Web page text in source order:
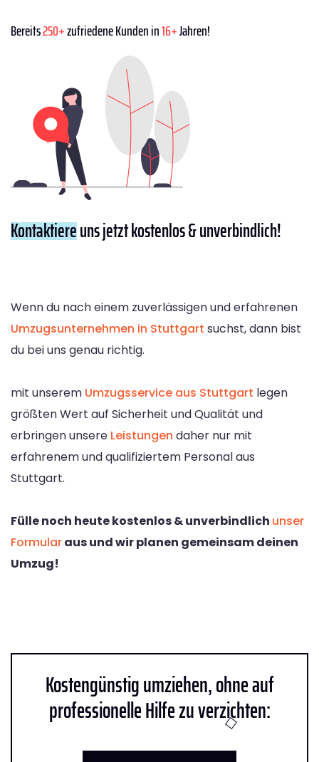
Bereits250+zufriedene Kunden in16+Jahren!
Kontaktiereuns jetzt kostenlos & unverbindlich!
Wenn du nach einem zuverlässigen und erfahrenen
Umzugsunternehmen in Stuttgart suchst, dann bist
du bei uns genau richtig.
mit unserem Umzugsservice aus Stuttgart legen
größten Wert auf Sicherheit und Qualität und
erbringen unsere Leistungen daher nur mit
erfahrenem und qualifiziertem Personal aus
Stuttgart.
Fülle noch heute kostenlos & unverbindlich unser
Formularaus und wir planen gemeinsam deinen
Umzug!
Kostengünstig umziehen, ohne auf
professionelle Hilfe zu verzichten: